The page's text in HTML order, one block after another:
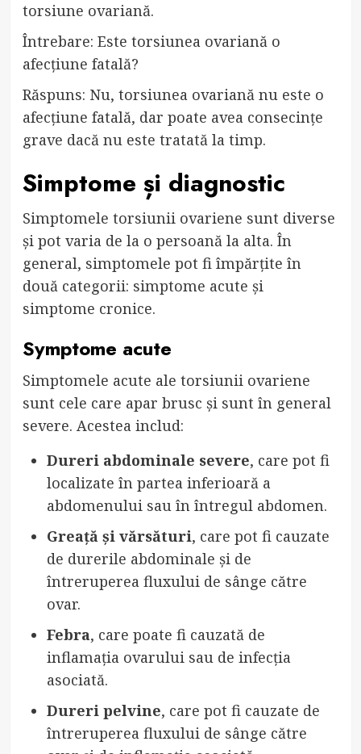
torsiune ovariană.
Întrebare: Este torsiunea ovariană o
afecțiune fatală?
Răspuns: Nu, torsiunea ovariană nu este o
afecțiune fatală, dar poate avea consecințe
grave dacă nu este tratată la timp.
Simptome și diagnostic
Simptomele torsiunii ovariene sunt diverse
și pot varia de la o persoană la alta. În
general, simptomele pot fi împărțite în
două categorii: simptome acute și
simptome cronice.
Symptome acute
Simptomele acute ale torsiunii ovariene
sunt cele care apar brusc și sunt în general
severe. Acestea includ:
Dureri abdominale severe, care pot fi
localizate în partea inferioară a
abdomenului sau în întregul abdomen.
Greață și vărsături, care pot fi cauzate
de durerile abdominale și de
întreruperea fluxului de sânge către
ovar.
Febra, care poate fi cauzată de
inflamația ovarului sau de infecția
asociată.
Dureri pelvine, care pot fi cauzate de
întreruperea fluxului de sânge către